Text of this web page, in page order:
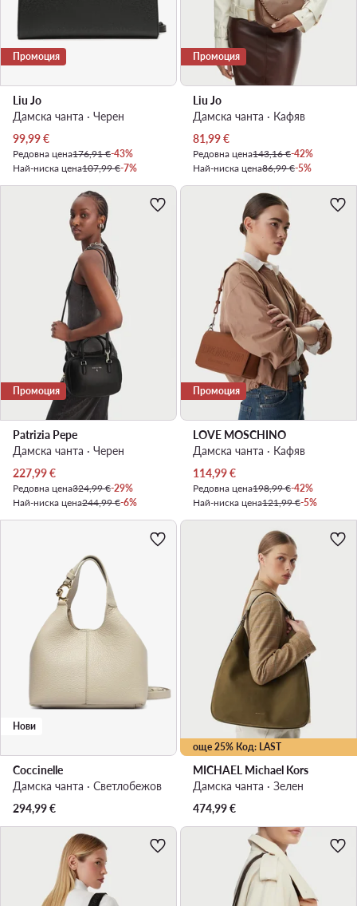
Промоция
Liu Jo
Дамска чанта · Черен
Актуална цена
99,99€
Редовна цена176,91 €-43%
Най-ниска цена107,99 €-7%
Промоция
Liu Jo
Дамска чанта · Кафяв
Актуална цена
81,99€
Редовна цена143,16 €-42%
Най-ниска цена86,99 €-5%
Промоция
Patrizia Pepe
Дамска чанта · Черен
Актуална цена
227,99€
Редовна цена324,99 €-29%
Най-ниска цена244,99 €-6%
Промоция
LOVE MOSCHINO
Дамска чанта · Кафяв
Актуална цена
114,99€
Редовна цена198,99 €-42%
Най-ниска цена121,99 €-5%
Нови
Coccinelle
Дамска чанта · Светлобежов
294,99€
още 25% Код: LAST
MICHAEL Michael Kors
Дамска чанта · Зелен
474,99€